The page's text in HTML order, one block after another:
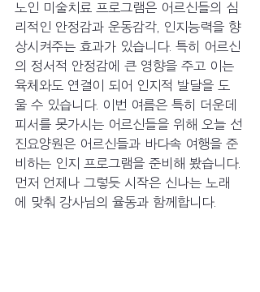
노인 미술치료 프로그램은 어르신들의 심
리적인 안정감과 운동감각, 인지능력을 향
상시켜주는 효과가 있습니다. 특히 어르신
의 정서적 안정감에 큰 영향을 주고 이는
육체와도 연결이 되어 인지적 발달을 도
울 수 있습니다. 이번 여름은 특히 더운데
피서를 못가시는 어르신들을 위해 오늘 선
진요양원은 어르신들과 바다속 여행을 준
비하는 인지 프로그램을 준비해 봤습니다.
먼저 언제나 그렇듯 시작은 신나는 노래
에 맞춰 강사님의 율동과 함께합니다.